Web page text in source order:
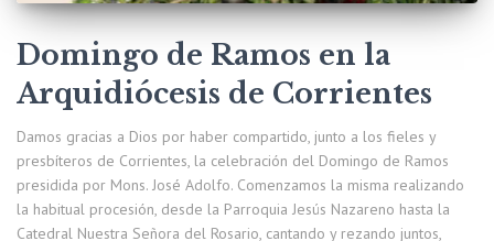
Domingo de Ramos en la
Arquidiócesis de Corrientes
Damos gracias a Dios por haber compartido, junto a los fieles y
presbíteros de Corrientes, la celebración del Domingo de Ramos
presidida por Mons. José Adolfo. Comenzamos la misma realizando
la habitual procesión, desde la Parroquia Jesús Nazareno hasta la
Catedral Nuestra Señora del Rosario, cantando y rezando juntos,